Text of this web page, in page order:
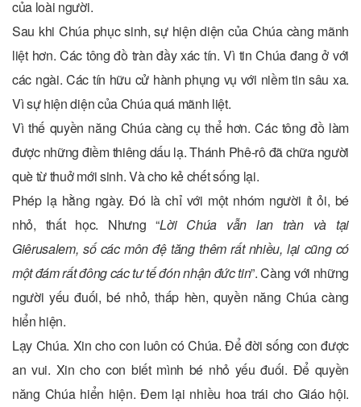
của loài người.
Sau khi Chúa phục sinh, sự hiện diện của Chúa càng mãnh
liệt hơn. Các tông đồ tràn đầy xác tín. Vì tin Chúa đang ở với
các ngài. Các tín hữu cử hành phụng vụ với niềm tin sâu xa.
Vì sự hiện diện của Chúa quá mãnh liệt.
Vì thế quyền năng Chúa càng cụ thể hơn. Các tông đồ làm
được những điềm thiêng dấu lạ. Thánh Phê-rô đã chữa người
què từ thuở mới sinh. Và cho kẻ chết sống lại.
Phép lạ hằng ngày. Đó là chỉ với một nhóm người ít ỏi, bé
nhỏ, thất học. Nhưng “Lời Chúa vẫn lan tràn và tại
Giêrusalem, số các môn đệ tăng thêm rất nhiều, lại cũng có
một đám rất đông các tư tế đón nhận đức tin”. Càng với những
người yếu đuối, bé nhỏ, thấp hèn, quyền năng Chúa càng
hiển hiện.
Lạy Chúa. Xin cho con luôn có Chúa. Để đời sống con được
an vui. Xin cho con biết mình bé nhỏ yếu đuối. Để quyền
năng Chúa hiển hiện. Đem lại nhiều hoa trái cho Giáo hội.